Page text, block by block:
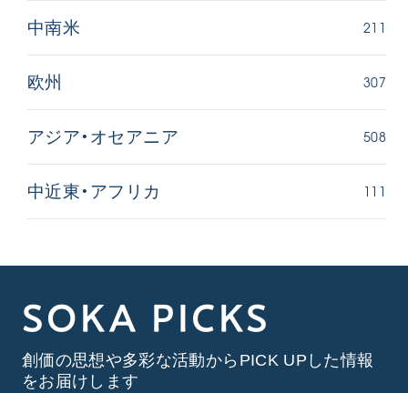
中南米 211
欧州 307
アジア・オセアニア 508
中近東・アフリカ 111
SOKA PICKS
創価の思想や多彩な活動からPICK UPした情報
をお届けします